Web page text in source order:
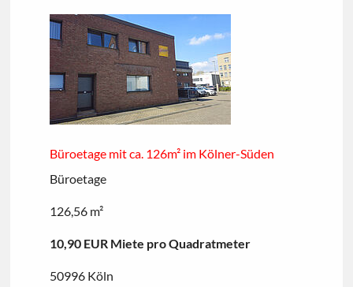
Büroetage mit ca. 126m² im Kölner-Süden
Büroetage
126,56 m²
10,90 EUR Miete pro Quadratmeter
50996 Köln